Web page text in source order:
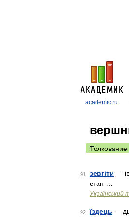
academic.ru
Толкование
91 зевгіти —
стан …
Український
92 їздець —